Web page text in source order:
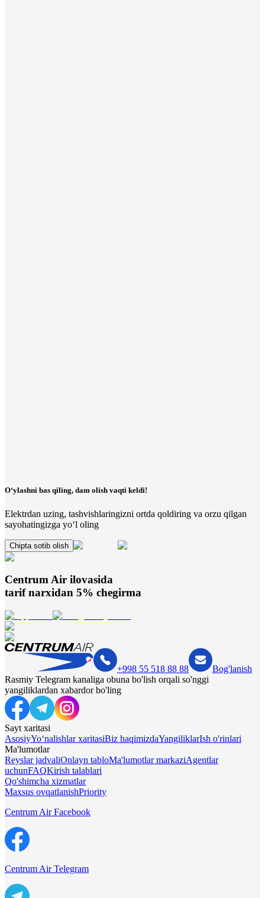
O‘ylashni bas qiling, dam olish vaqti keldi!
Elektrdan uzing, tashvishlaringizni ortda qoldiring va orzu qilgan
sayohatingizga yo‘l oling
Chipta sotib olish
Centrum Air ilovasida
tarif narxidan 5% chegirma
+998 55 518 88 88
Bog'lanish
Rasmiy Telegram kanaliga obuna bo'lish orqali so'nggi
yangiliklardan xabardor bo'ling
Sayt xaritasi
AsosiyYo‘nalishlar xaritasiBiz haqimizdaYangiliklarIsh o'rinlari
Ma'lumotlar
Reyslar jadvaliOnlayn tabloMa'lumotlar markaziAgentlar
uchunFAQKirish talablari
Qo'shimcha xizmatlar
Maxsus ovqatlanishPriority
Centrum Air Facebook
Centrum Air Telegram